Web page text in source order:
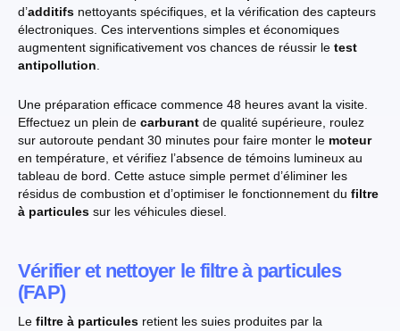
d’additifs nettoyants spécifiques, et la vérification des capteurs
électroniques. Ces interventions simples et économiques
augmentent significativement vos chances de réussir le test
antipollution
Une préparation efficace commence 48 heures avant la visite.
Effectuez un plein de carburant de qualité supérieure, roulez
sur autoroute pendant 30 minutes pour faire monter le moteur
en température, et vérifiez l’absence de témoins lumineux au
tableau de bord. Cette astuce simple permet d’éliminer les
résidus de combustion et d’optimiser le fonctionnement du filtre
à particules sur les véhicules diesel.
Vérifier et nettoyer le filtre à particules
(FAP)
Le filtre à particules retient les suies produites par la